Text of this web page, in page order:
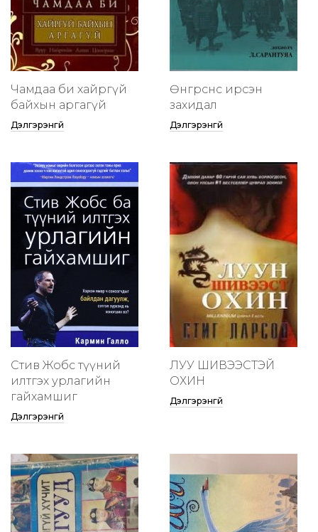
Чамдаа би хайргүй
байхын аргагүй
Дэлгэрэнгүй
Өнгөрснөөс ирсэн
захидал
Дэлгэрэнгүй
Стив Жобс түүний
илтгэх урлагийн
гайхамшиг
Дэлгэрэнгүй
ЛУУ ШИВЭЭСТЭЙ
ОХИН
Дэлгэрэнгүй